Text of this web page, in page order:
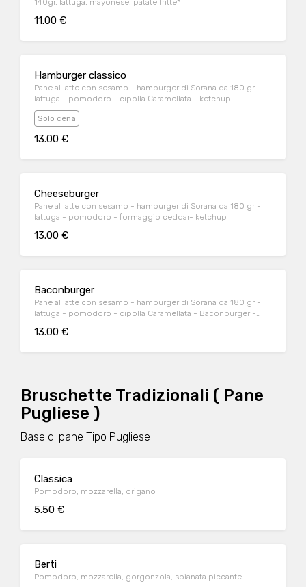
140gr, lattuga, mayonese, patate fritte*
11.00 €
Hamburger classico
Pane al latte con sesamo - hamburger di Sorana da 180 gr -
lattuga - pomodoro - cipolla Caramellata - ketchup
Solo cena
13.00 €
Cheeseburger
Pane al latte con sesamo - hamburger di Sorana da 180 gr -
lattuga - pomodoro - formaggio ceddar- ketchup
13.00 €
Baconburger
Pane al latte con sesamo - hamburger di Sorana da 180 gr -
lattuga - pomodoro - cipolla Caramellata - Baconburger -
13.00 €
Bruschette Tradizionali ( Pane
Pugliese )
Base di pane Tipo Pugliese
Classica
Pomodoro, mozzarella, origano
5.50 €
Berti
Pomodoro, mozzarella, gorgonzola, spianata piccante